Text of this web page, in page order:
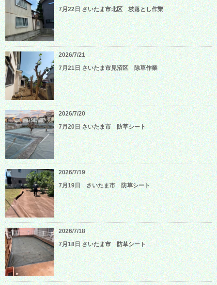
7月22日 さいたま市北区 枝落とし作業
2026/7/21
7月21日 さいたま市見沼区 除草作業
2026/7/20
7月20日 さいたま市 防草シート
2026/7/19
7月19日 さいたま市 防草シート
2026/7/18
7月18日 さいたま市 防草シート